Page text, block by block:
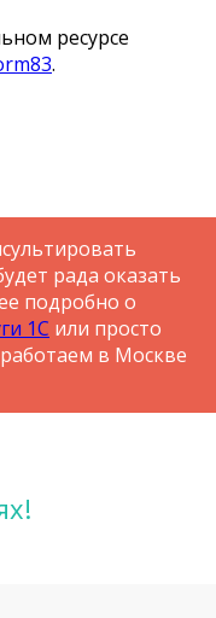
ресурсе
.
рада оказать
подробно о
1С или просто
в Москве